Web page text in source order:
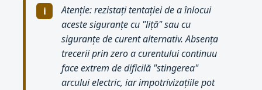
Atenție: rezistați tentației de a înlocui
aceste siguranțe cu "liță" sau cu
siguranțe de curent alternativ. Absența
trecerii prin zero a curentului continuu
face extrem de dificilă "stingerea"
arcului electric, iar impotrivizațiile pot